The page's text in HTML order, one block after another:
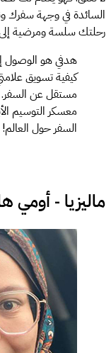
السائدة في وجهة سفرك
رحلتك سلسة ومرضية
هدفي هو الوصول
كيفية تسويق
مستقل عن السفر.
معسكر التوسيم
السفر حول العالم!
ماليزيا - أومي